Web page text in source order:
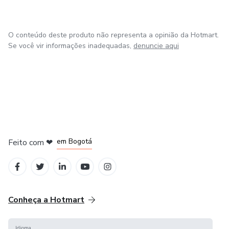
O conteúdo deste produto não representa a opinião da Hotmart.
Se você vir informações inadequadas, denuncie aqui
Feito com ❤ em Bogotá
Conheça a Hotmart